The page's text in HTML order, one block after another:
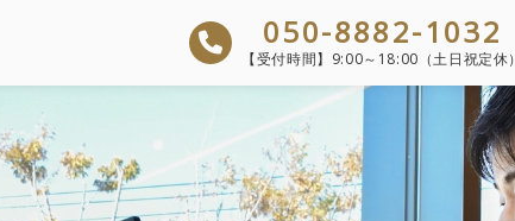
050-8882-1032
【受付時間】 9:00～18:00（土日祝定休）